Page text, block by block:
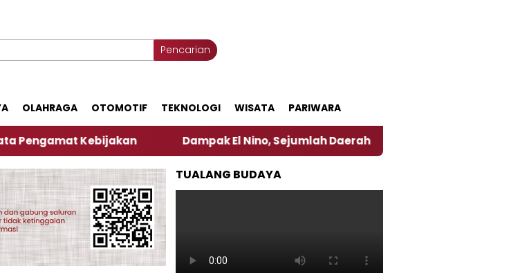
Pencarian
OLAHRAGA OTOMOTIF TEKNOLOGI WISATA PARIWARA
Kebijakan Dampak El Nino, Sejumlah Daerah di Jember Alami Krisi Air
TUALANG BUDAYA